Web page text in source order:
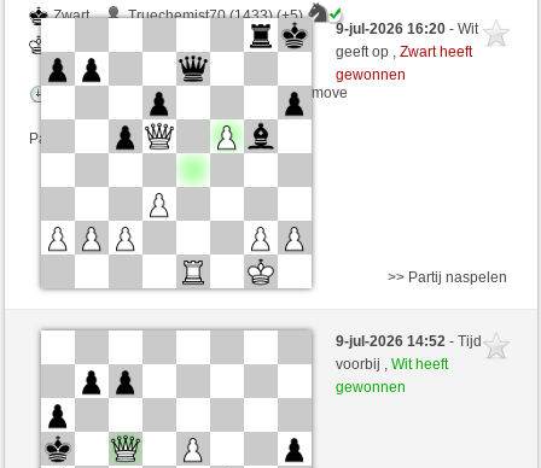
Zwart
Truechemist70 (1433) (+5)
CienFuego (1124) (-5)
Speelduur: 3 minutes/side + 0 seconds/move
Partij telt mee voor de ranglijst
9-jul-2026 16:20- Wit
geeft op ,Zwart heeft
gewonnen
Zwart
Tobi1969 (1253) (+11)
Speelduur: 4 minutes/side + 5 seconds/move
Partij telt mee voor de ranglijst
>> Partij naspelen
9-jul-2026 14:52- Tijd
voorbij ,Wit heeft
gewonnen